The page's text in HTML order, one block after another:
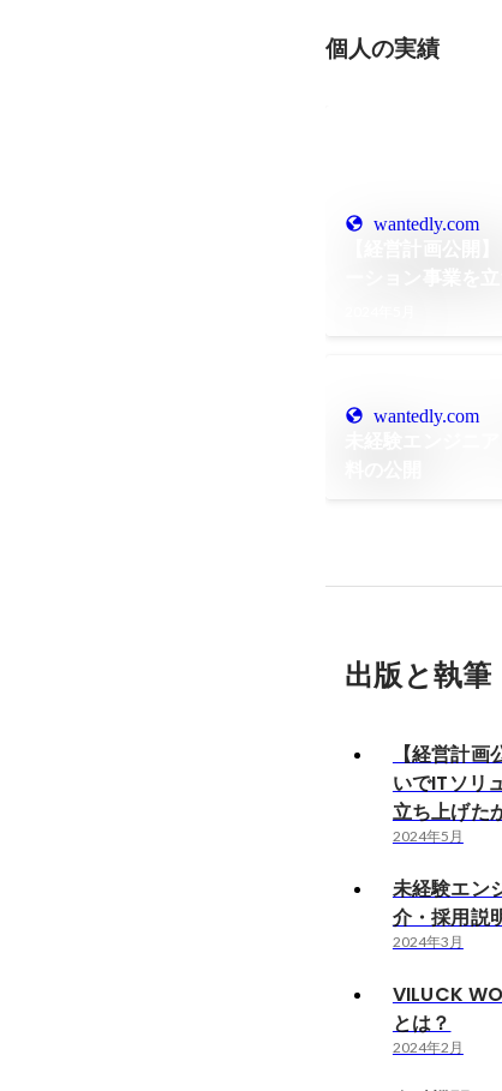
個人の実績
wantedly.com
wantedly.com
出版と執筆
【経営計
いでITソリ
立ち上げた
2024年5月
未経験エン
介・採用説
2024年3月
VILUCK
とは？
2024年2月